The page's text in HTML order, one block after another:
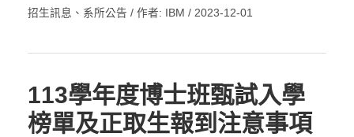
招生訊息 、 系所公告 / 作者: IBM / 2023-12-01
113學年度博士班甄試入學
榜單及正取生報到注意事項